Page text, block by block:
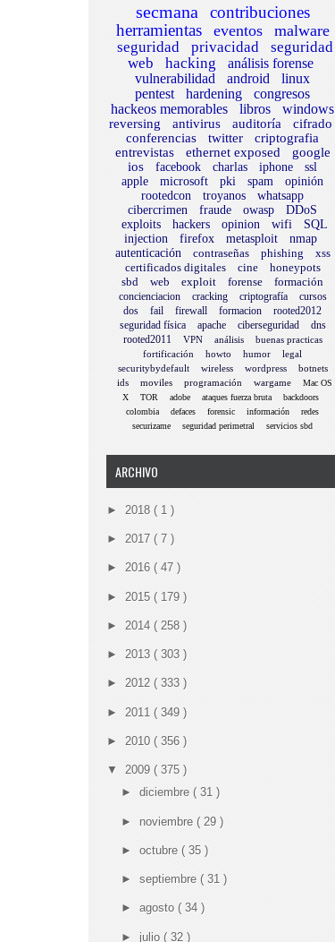
secmana
contribuciones
herramientas
eventos malware
seguridad privacidad
seguridad
web
hacking
análisis forense
vulnerabilidad
android
linux
pentest
hardening
congresos
hackeos memorables
libros windows
reversing antivirus auditoría
cifrado
conferencias
twitter
criptografia
entrevistas
ethernet exposed
google
ios
facebook charlas iphone
ssl
apple
microsoft pki spam
opinión
rootedcon
troyanos
whatsapp
cibercrimen
fraude owasp
DDoS
exploits
hackers opinion wifi
SQL
injection
firefox metasploit
nmap
autenticación
contraseñas phishing
xss
certificados digitales
cine
honeypots
sbd
web exploit forense formación
concienciacion cracking criptografía
cursos
dos
fail firewall formacion
rooted2012
seguridad física
apache ciberseguridad
dns
rooted2011
VPN análisis
buenas practicas
fortificación
howto humor
legal
securitybydefault
wireless wordpress
botnets
ids
moviles programación wargame
Mac OS
X
TOR adobe ataques fuerza bruta
backdoors
colombia
defaces forensic información
redes
securizame
seguridad perimetral servicios sbd
ARCHIVO
► 2018 ( 1 )
► 2017 ( 7 )
► 2016 ( 47 )
► 2015 ( 179 )
► 2014 ( 258 )
► 2013 ( 303 )
► 2012 ( 333 )
► 2011 ( 349 )
► 2010 ( 356 )
▼ 2009 ( 375 )
► diciembre ( 31 )
► noviembre ( 29 )
► octubre ( 35 )
► septiembre ( 31 )
► agosto ( 34 )
► julio ( 32 )